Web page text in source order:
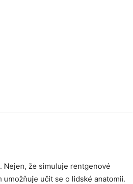
Nejen, že simuluje rentgenové
učit se o lidské anatomii.